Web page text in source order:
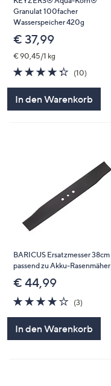
Granulat 100facher
Wasserspeicher 420g
€ 37,99
€ 90,45/1 kg
4.3
von
(10)10
In den Warenkorb
BARICUS Ersatzmesser 38cm
passend zu Akku-Rasenmäher
€ 44,99
3.7
von
(3)3
In den Warenkorb